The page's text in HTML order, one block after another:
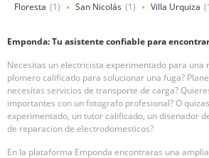
Floresta (1) San Nicolás (1) Villa Urquiza
Emponda: Tu asistente confiable para
Necesitas un electricista experimentado para una
plomero calificado para solucionar una fuga?
necesitas servicios de transporte de carga?
importantes con un fotografo profesional? O
experimentado, un tutor calificado, un disenador
de reparacion de electrodomesticos?
En la plataforma Emponda encontraras una